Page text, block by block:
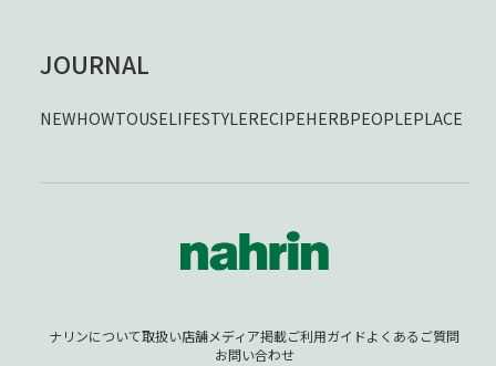
JOURNAL
NEWHOWTOUSELIFESTYLERECIPEHERBPEOPLEPLACE
ナリンについて取扱い店舗メディア掲載ご利用ガイドよくあるご質問
お問い合わせ